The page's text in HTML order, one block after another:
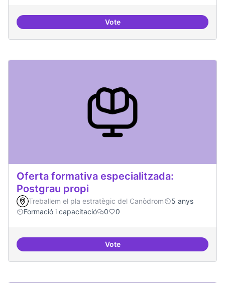
VoteCursos de podcast i twitch
Oferta formativa especialitzada:
Postgrau propi
Treballem el pla estratègic del Canòdrom
5 anys
Formació i capacitació
0 0
VoteOferta formativa especialitzada: